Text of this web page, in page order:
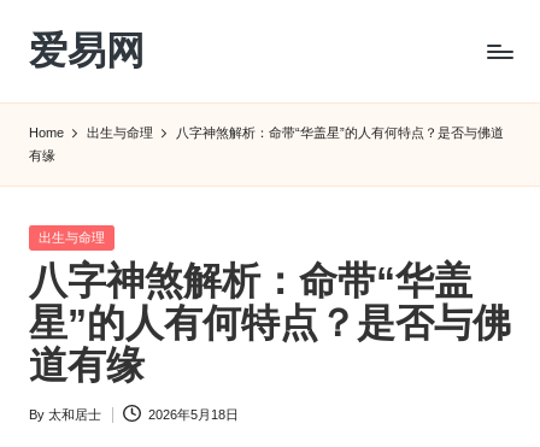
Skip
content
爱易网
阳
农
历
阴
历
查
询
Home 出生与命理
八字神煞解析：命带“华盖星”的人有何特点？是否与佛道
有缘
Posted
出生与命理
八字神煞解析：命带“华盖
星”的人有何特点？是否与佛
道有缘
Posted
By 太和居士 2026年5月18日